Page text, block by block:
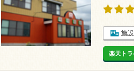
施
楽天ト